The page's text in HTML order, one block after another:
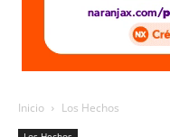
Inicio Los Hechos